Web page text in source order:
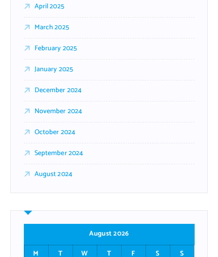
April 2025
March 2025
February 2025
January 2025
December 2024
November 2024
October 2024
September 2024
August 2024
August 2026
M
T W T F S S